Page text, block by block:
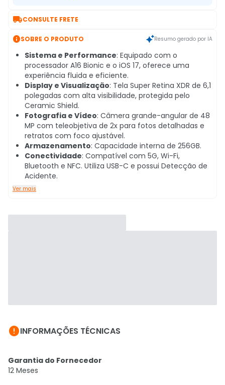
CONSULTE FRETE
SOBRE O PRODUTO Resumo gerado por IA
Sistema e Performance: Equipado com o
processador A16 Bionic e o iOS 17, oferece uma
experiência fluida e eficiente.
Display e Visualização: Tela Super Retina XDR de 6,1
polegadas com alta visibilidade, protegida pelo
Ceramic Shield.
Fotografia e Vídeo: Câmera grande-angular de 48
MP com teleobjetiva de 2x para fotos detalhadas e
retratos com foco ajustável.
Armazenamento: Capacidade interna de 256GB.
Conectividade: Compatível com 5G, Wi-Fi,
Bluetooth e NFC. Utiliza USB-C e possui Detecção de
Acidente.
Ver mais
INFORMAÇÕES TÉCNICAS
Garantia do Fornecedor
12 Meses